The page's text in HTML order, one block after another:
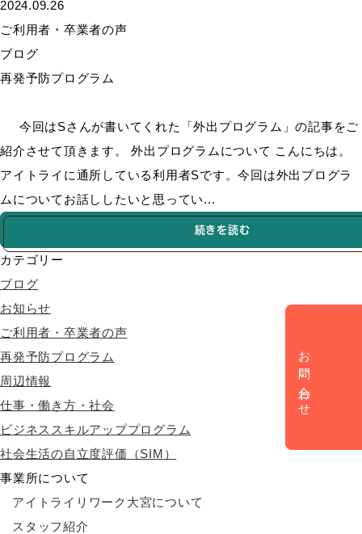
2024.09.26
ご利用者・卒業者の声
ブログ
再発予防プログラム
今回はSさんが書いてくれた「外出プログラム」の記事をご
紹介させて頂きます。 外出プログラムについて こんにちは。
アイトライに通所している利用者Sです。今回は外出プログラ
ムについてお話ししたいと思ってい...
続きを読む
カテゴリー
ブログ
お知らせ
ご利用者・卒業者の声
再発予防プログラム
周辺情報
仕事・働き方・社会
ビジネススキルアッププログラム
社会生活の自立度評価（SIM）
事業所について
アイトライリワーク大宮について
スタッフ紹介
お問い合わせ